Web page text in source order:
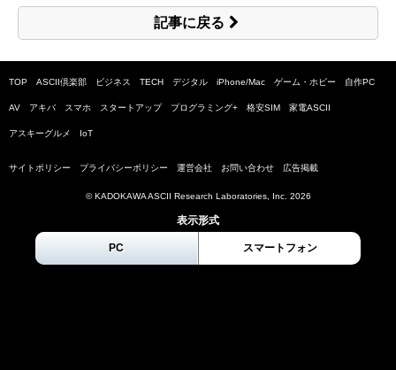
記事に戻る
TOP ASCII倶楽部 ビジネス TECH デジタル iPhone/Mac ゲーム・ホビー 自作PC
AV アキバ スマホ スタートアップ プログラミング+ 格安SIM 家電ASCII
アスキーグルメ IoT
サイトポリシー プライバシーポリシー 運営会社 お問い合わせ 広告掲載
© KADOKAWA ASCII Research Laboratories, Inc. 2026
表示形式
PC スマートフォン